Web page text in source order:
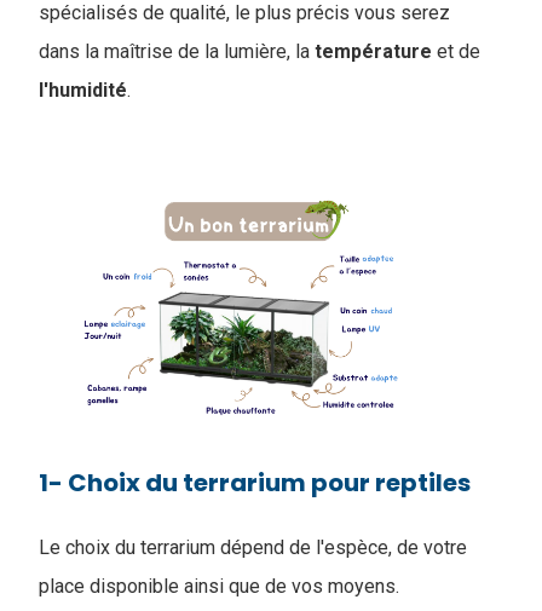
spécialisés de qualité, le plus précis vous serez
dans la maîtrise de la lumière, la température et de
l'humidité.
1- Choix du terrarium pour reptiles
Le choix du terrarium dépend de l'espèce, de votre
place disponible ainsi que de vos moyens.